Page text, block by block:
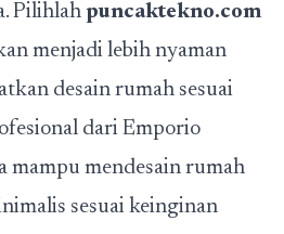
Pilihlahpuncaktekno.com
menjadi lebih nyaman
desain rumah sesuai
dari Emporio
mendesain rumah
sesuai keinginan